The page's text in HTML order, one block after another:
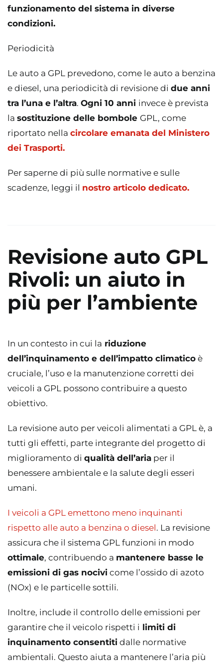
funzionamento del sistema in diverse
condizioni.
Periodicità
Le auto a GPL prevedono, come le auto a benzina
e diesel, una periodicità di revisione di due anni
tra l’una e l’altra. Ogni 10 anni invece è prevista
la sostituzione delle bombole GPL, come
riportato nella circolare emanata del Ministero
dei Trasporti.
Per saperne di più sulle normative e sulle
scadenze, leggi il nostro articolo dedicato.
Revisione auto GPL
Rivoli: un aiuto in
più per l’ambiente
In un contesto in cui la riduzione
dell’inquinamento e dell’impatto climaticoè
cruciale, l’uso e la manutenzione corretti dei
veicoli a GPL possono contribuire a questo
obiettivo.
La revisione auto per veicoli alimentati a GPL è, a
tutti gli effetti, parte integrante del progetto di
miglioramento di qualità dell’ariaper il
benessere ambientale e la salute degli esseri
umani.
I veicoli a GPL emettono meno inquinanti
rispetto alle auto a benzina o diesel. La revisione
assicura che il sistema GPL funzioni in modo
ottimale, contribuendo a mantenere basse le
emissioni di gas nocivicome l’ossido di azoto
(NOx) e le particelle sottili.
Inoltre, include il controllo delle emissioni per
garantire che il veicolo rispetti i limiti di
inquinamento consentitidalle normative
ambientali. Questo aiuta a mantenere l’aria più